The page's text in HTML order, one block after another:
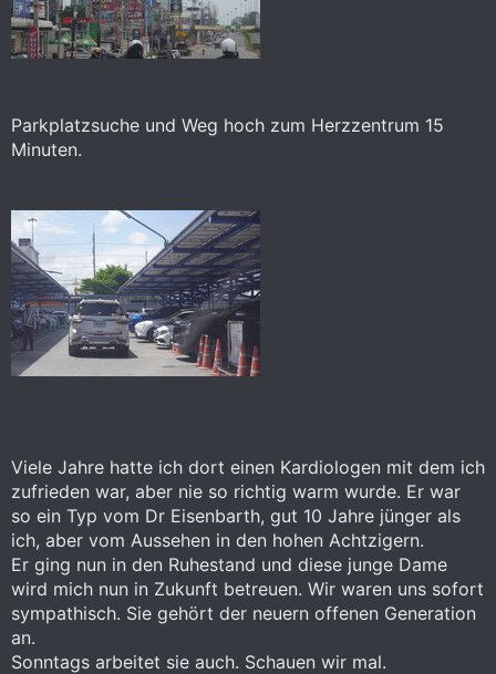
Parkplatzsuche und Weg hoch zum Herzzentrum 15
Minuten.
Viele Jahre hatte ich dort einen Kardiologen mit dem ich
zufrieden war, aber nie so richtig warm wurde. Er war
so ein Typ vom Dr Eisenbarth, gut 10 Jahre jünger als
ich, aber vom Aussehen in den hohen Achtzigern.
Er ging nun in den Ruhestand und diese junge Dame
wird mich nun in Zukunft betreuen. Wir waren uns sofort
sympathisch. Sie gehört der neuern offenen Generation
an.
Sonntags arbeitet sie auch. Schauen wir mal.